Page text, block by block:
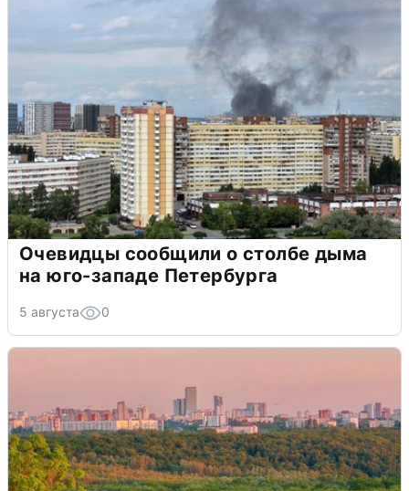
Очевидцы сообщили о столбе дыма
на юго-западе Петербурга
5 августа 0